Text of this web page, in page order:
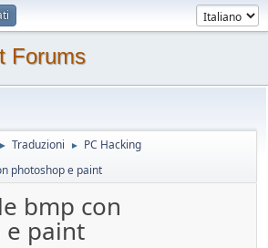
Forums
► Traduzioni ► PC Hacking
photoshop e paint
bmp con
e paint